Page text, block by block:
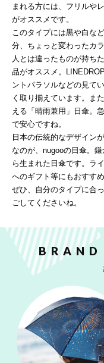
まれる方には、フリルや
がオススメです。
このタイプには黒や白な
分、ちょっと変わったカ
人とは違ったものが持ち
品がオススメ。
ントパラソルなどの見て
く取り揃えています。ま
える「晴雨兼用」日傘。
で安心ですね。
日本の伝統的なデザイン
なのが、nugooの日傘。
ら生まれた日傘です。ラ
へのギフト等にもおすすめ
ぜひ、自分のタイプに合
ごしてくださいね。